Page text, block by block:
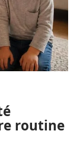
routine